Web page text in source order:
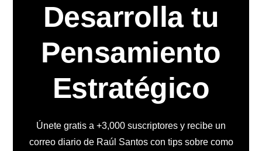
Desarrolla tu
Pensamiento
Estratégico
Únete gratis a +3,000 suscriptores y recibe un
correo diario de Raúl Santos con tips sobre como